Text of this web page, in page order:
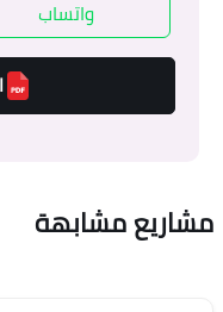
واتساب
مشاريع مشابهة